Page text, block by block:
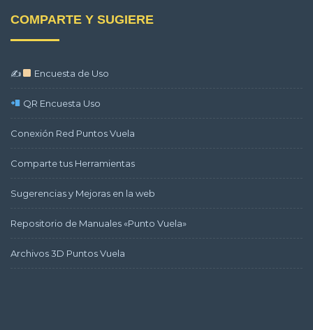
COMPARTE Y SUGIERE
✍ Encuesta de Uso
QR Encuesta Uso
Conexión Red Puntos Vuela
Comparte tus Herramientas
Sugerencias y Mejoras en la web
Repositorio de Manuales «Punto Vuela»
Archivos 3D Puntos Vuela